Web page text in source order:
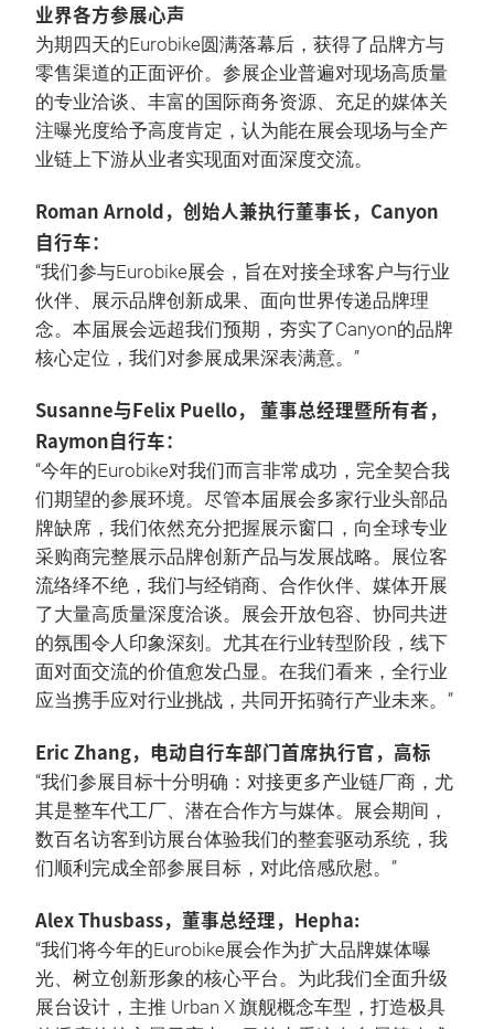
业界各方参展心声
为期四天的Eurobike圆满落幕后，获得了品牌方与
零售渠道的正面评价。参展企业普遍对现场高质量
的专业洽谈、丰富的国际商务资源、充足的媒体关
注曝光度给予高度肯定，认为能在展会现场与全产
业链上下游从业者实现面对面深度交流。
Roman Arnold，创始人兼执行董事长，Canyon
自行车：
“我们参与Eurobike展会，旨在对接全球客户与行业
伙伴、展示品牌创新成果、面向世界传递品牌理
念。本届展会远超我们预期，夯实了Canyon的品牌
核心定位，我们对参展成果深表满意。”
Susanne与Felix Puello， 董事总经理暨所有者，
Raymon自行车：
“今年的Eurobike对我们而言非常成功，完全契合我
们期望的参展环境。尽管本届展会多家行业头部品
牌缺席，我们依然充分把握展示窗口，向全球专业
采购商完整展示品牌创新产品与发展战略。展位客
流络绎不绝，我们与经销商、合作伙伴、媒体开展
了大量高质量深度洽谈。展会开放包容、协同共进
的氛围令人印象深刻。尤其在行业转型阶段，线下
面对面交流的价值愈发凸显。在我们看来，全行业
应当携手应对行业挑战，共同开拓骑行产业未来。”
Eric Zhang，电动自行车部门首席执行官，高标
“我们参展目标十分明确：对接更多产业链厂商，尤
其是整车代工厂、潜在合作方与媒体。展会期间，
数百名访客到访展台体验我们的整套驱动系统，我
们顺利完成全部参展目标，对此倍感欣慰。”
Alex Thusbass，董事总经理，Hepha:
“我们将今年的Eurobike展会作为扩大品牌媒体曝
光、树立创新形象的核心平台。为此我们全面升级
展台设计，主推 Urban X 旗舰概念车型，打造极具